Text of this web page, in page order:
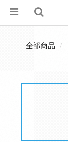
全部商品